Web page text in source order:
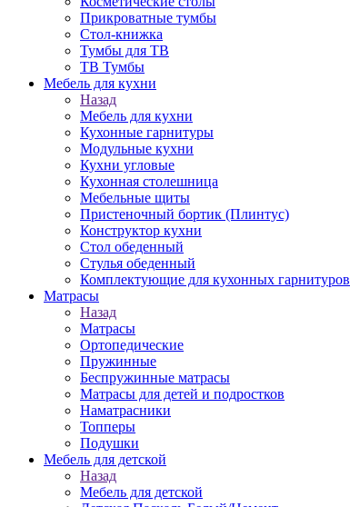
Прикроватные тумбы
Стол-книжка
Тумбы для ТВ
ТВ Тумбы
Мебель для кухни
Назад
Мебель для кухни
Кухонные гарнитуры
Модульные кухни
Кухни угловые
Кухонная столешница
Мебельные щиты
Пристеночный бортик (Плинтус)
Конструктор кухни
Стол обеденный
Стулья обеденный
Комплектующие для кухонных гарнитуров
Матраcы
Назад
Матраcы
Ортопедические
Пружинные
Беспружинные матрасы
Матрасы для детей и подростков
Наматрасники
Топперы
Подушки
Мебель для детской
Назад
Мебель для детской